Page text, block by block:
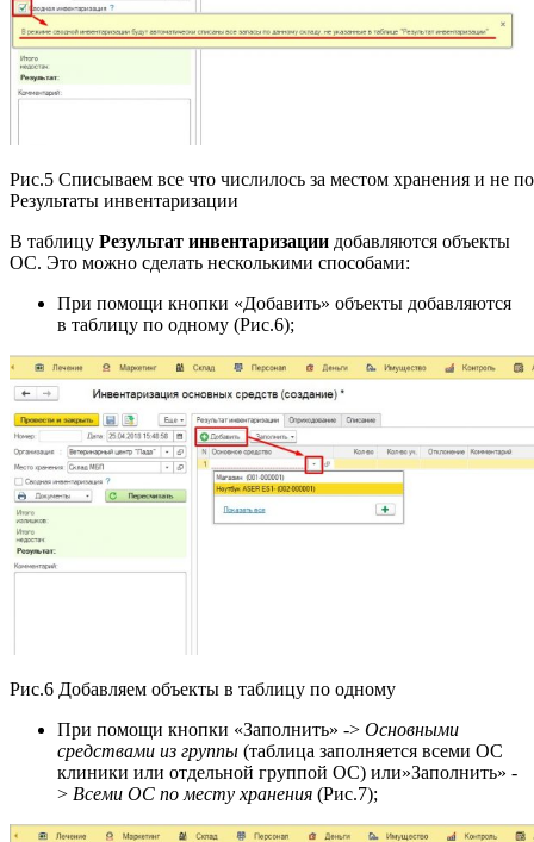
Рис.5 Списываем все что числилось за местом хранения и не
Результаты инвентаризации
В таблицу Результат инвентаризации добавляются объекты
ОС. Это можно сделать несколькими способами:
При помощи кнопки «Добавить» объекты добавляются
в таблицу по одному (Рис.6);
Рис.6 Добавляем объекты в таблицу по одному
При помощи кнопки «Заполнить» -> Основными
средствами из группы (таблица заполняется всеми ОС
клиники или отдельной группой ОС) или»Заполнить» -
> Всеми ОС по месту хранения (Рис.7);